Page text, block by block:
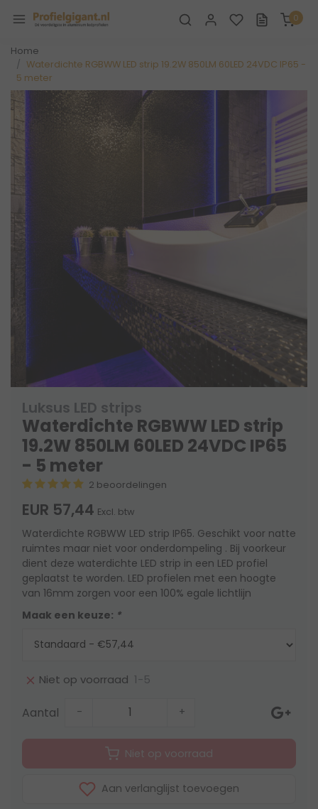
0
Home
Waterdichte RGBWW LED strip 19.2W 850LM 60LED 24VDC IP65 -
5 meter
Luksus LED strips
Waterdichte RGBWW LED strip
19.2W 850LM 60LED 24VDC IP65
- 5 meter
2 beoordelingen
EUR 57,44 Excl. btw
Waterdichte RGBWW LED strip IP65. Geschikt voor natte
ruimtes maar niet voor onderdompeling . Bij voorkeur
dient deze waterdichte LED strip in een LED profiel
geplaatst te worden. LED profielen met een hoogte
van 16mm zorgen voor een 100% egale lichtlijn
Maak een keuze: *
Niet op voorraad 1-5
Aantal - +
Niet op voorraad
Aan verlanglijst toevoegen